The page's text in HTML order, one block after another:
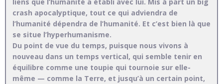
liens que l’humanité a établi avec lui. Mis à part un big
crash apocalyptique, tout ce qui adviendra de
l’humanité dépendra de l’humanité. Et c’est bien là que
se situe l’hyperhumanisme.
Du point de vue du temps, puisque nous vivons à
nouveau dans un temps vertical, qui semble tenir en
équilibre comme une toupie qui tournoie sur elle-
même — comme la Terre, et jusqu’à un certain point,